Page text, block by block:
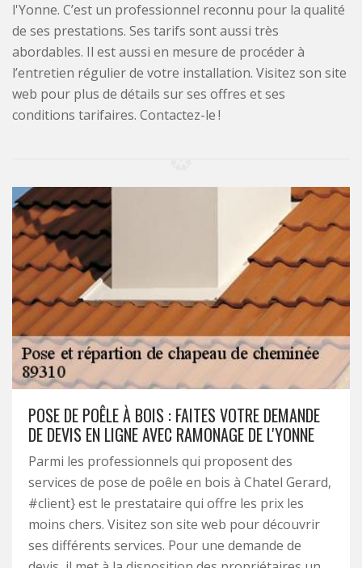
l'Yonne. C’est un professionnel reconnu pour la qualité
de ses prestations. Ses tarifs sont aussi très
abordables. Il est aussi en mesure de procéder à
l’entretien régulier de votre installation. Visitez son site
web pour plus de détails sur ses offres et ses
conditions tarifaires. Contactez-le !
POSE DE POÊLE À BOIS : FAITES VOTRE DEMANDE
DE DEVIS EN LIGNE AVEC RAMONAGE DE L'YONNE
Parmi les professionnels qui proposent des
services de pose de poêle en bois à Chatel Gerard,
#client} est le prestataire qui offre les prix les
moins chers. Visitez son site web pour découvrir
ses différents services. Pour une demande de